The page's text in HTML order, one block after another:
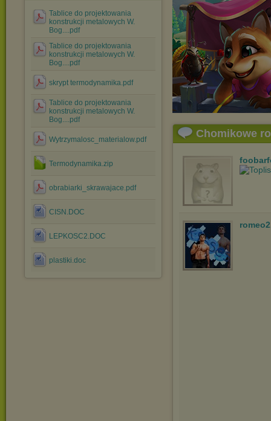
Tablice do projektowania
konstrukcji metalowych W.
Bog....pdf
Tablice do projektowania
konstrukcji metalowych W.
Bog....pdf
skrypt termodynamika.pdf
Tablice do projektowania
konstrukcji metalowych W.
Bog....pdf
Wytrzymalosc_materialow.pdf
Termodynamika.zip
obrabiarki_skrawajace.pdf
CISN.DOC
LEPKOSC2.DOC
plastiki.doc
Chomikowe